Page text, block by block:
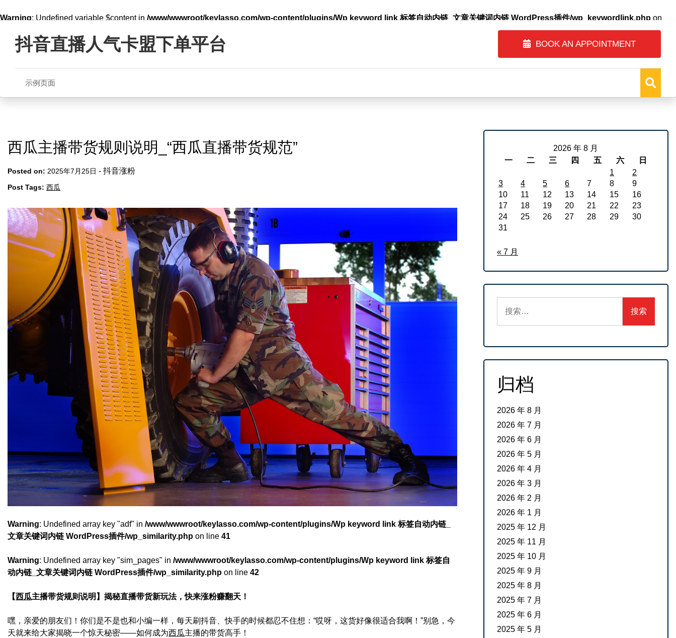
Warning: Undefined variable $content in /www/wwwroot/keylasso.com/wp-content/plugins/Wp keyword link 标签自动内链_文章关键词内链 WordPress插件/wp_keywordlink.php on
content抖音直播人气卡盟下单平台 BOOK AN APPOINTMENT
示例页面
西瓜主播带货规则说明_“西瓜直播带货规范”
Posted on: 2025年7月25日 - 抖音涨粉
Post Tags: 西瓜
Warning: Undefined array key "adf" in /www/wwwroot/keylasso.com/wp-content/plugins/Wp keyword link 标签自动内链_
文章关键词内链 WordPress插件/wp_similarity.php on line 41
Warning: Undefined array key "sim_pages" in /www/wwwroot/keylasso.com/wp-content/plugins/Wp keyword link 标签自
动内链_文章关键词内链 WordPress插件/wp_similarity.php on line 42
【西瓜主播带货规则说明】揭秘直播带货新玩法，快来涨粉赚翻天！
嘿，亲爱的朋友们！你们是不是也和小编一样，每天刷抖音、快手的时候都忍不住想：“哎呀，这货好像很适合我啊！”别急，今
天就来给大家揭晓一个惊天秘密——如何成为西瓜主播的带货高手！
2026 年 8 月
一
二 三 四 五 六
日
1
2
3
4 5 6 7 8
9
10
11 12 13 14 15
16
17
18 19 20 21 22
23
24
25 26 27 28 29
30
31
« 7 月
索：
归档
2026 年 8 月
2026 年 7 月
2026 年 6 月
2026 年 5 月
2026 年 4 月
2026 年 3 月
2026 年 2 月
2026 年 1 月
2025 年 12 月
2025 年 11 月
2025 年 10 月
2025 年 9 月
2025 年 8 月
2025 年 7 月
2025 年 6 月
2025 年 5 月